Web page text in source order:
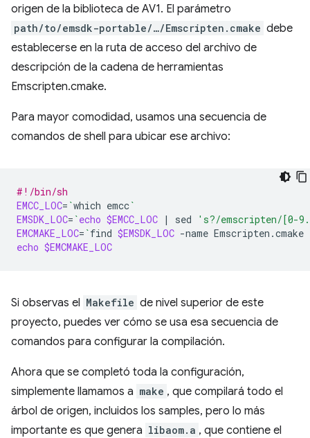
origen de la biblioteca de AV1. El parámetro
path/to/emsdk-portable/…/Emscripten.cmake debe
establecerse en la ruta de acceso del archivo de
descripción de la cadena de herramientas
Emscripten.cmake.
Para mayor comodidad, usamos una secuencia de
comandos de shell para ubicar ese archivo:
#!/bin/sh
EMCC_LOC= `which emcc`
EMSDK_LOC= `echo $EMCC_LOC | sed
's?/emscripten/[0-
EMCMAKE_LOC= `find $EMSDK_LOC -name Emscripten.cmake
echo $EMCMAKE_LOC
Si observas el Makefile de nivel superior de este
proyecto, puedes ver cómo se usa esa secuencia de
comandos para configurar la compilación.
Ahora que se completó toda la configuración,
simplemente llamamos a make , que compilará todo el
árbol de origen, incluidos los samples, pero lo más
importante es que genera libaom.a , que contiene el